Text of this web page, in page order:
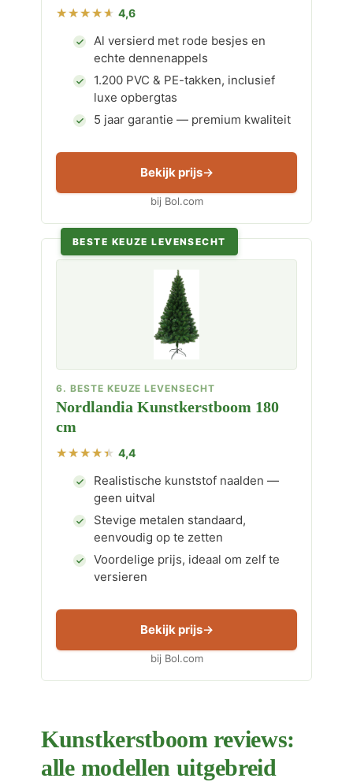
4,6
Al versierd met rode besjes en
echte dennenappels
1.200 PVC & PE-takken, inclusief
luxe opbergtas
5 jaar garantie — premium kwaliteit
Bekijk prijs
bij Bol.com
BESTE KEUZE LEVENSECHT
6. BESTE KEUZE LEVENSECHT
Nordlandia Kunstkerstboom 180
cm
4,4
Realistische kunststof naalden —
geen uitval
Stevige metalen standaard,
eenvoudig op te zetten
Voordelige prijs, ideaal om zelf te
versieren
Bekijk prijs
bij Bol.com
Kunstkerstboom reviews:
alle modellen uitgebreid